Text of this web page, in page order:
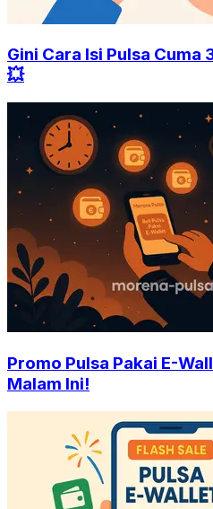
Gini Cara Isi Pulsa Cuma
💥
Promo Pulsa Pakai E-
Malam Ini!